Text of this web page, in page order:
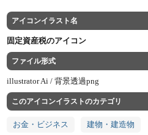
アイコンイラスト名
固定資産税のアイコン
ファイル形式
illustrator Ai /背景透過png
このアイコンイラストのカテゴリ
お金・ビジネス 建物・建造物